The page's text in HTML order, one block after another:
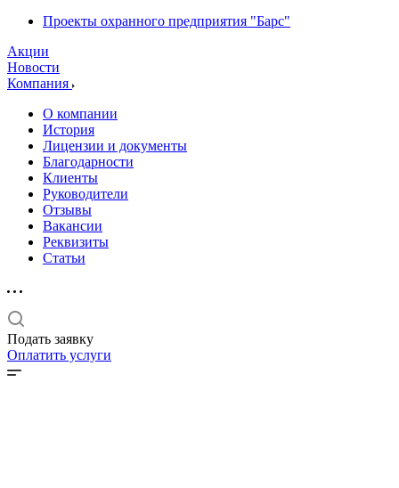
Проекты охранного предприятия "Барс"
Акции
Новости
Компания
О компании
История
Лицензии и документы
Благодарности
Клиенты
Руководители
Отзывы
Вакансии
Реквизиты
Статьи
Подать заявку
Оплатить услуги